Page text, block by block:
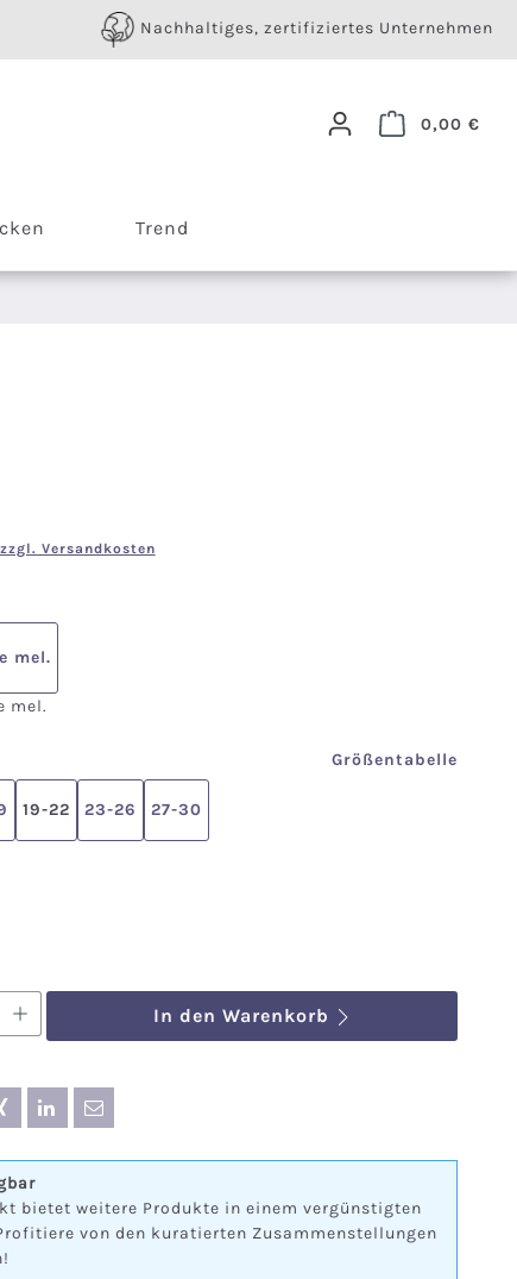
Nachhaltiges, zertifiziertes Unternehmen
0,00 €
Trend
Versandkosten
mel.
mel.
Größentabelle
19-22 23-26 27-30
Gib den gewünschten Wert
In den Warenkorb
bietet weitere Produkte in einem vergünstigten
von den kuratierten Zusammenstellungen